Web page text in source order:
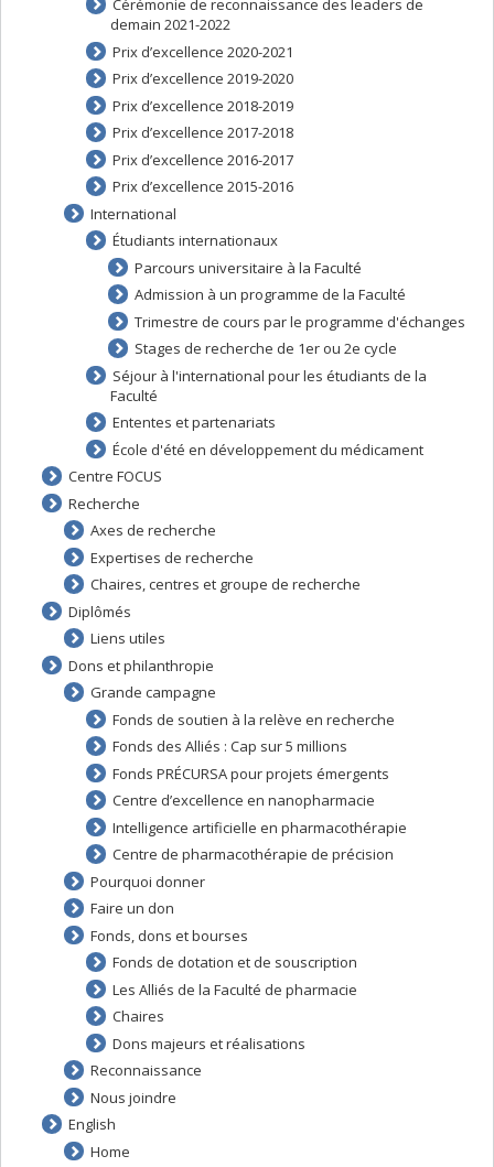
Cérémonie de reconnaissance des leaders de
demain 2021-2022
Prix d’excellence 2020-2021
Prix d’excellence 2019-2020
Prix d’excellence 2018-2019
Prix d’excellence 2017-2018
Prix d’excellence 2016-2017
Prix d’excellence 2015-2016
International
Étudiants internationaux
Parcours universitaire à la Faculté
Admission à un programme de la Faculté
Trimestre de cours par le programme d'échanges
Stages de recherche de 1er ou 2e cycle
Séjour à l'international pour les étudiants de la
Faculté
Ententes et partenariats
École d'été en développement du médicament
Centre FOCUS
Recherche
Axes de recherche
Expertises de recherche
Chaires, centres et groupe de recherche
Diplômés
Liens utiles
Dons et philanthropie
Grande campagne
Fonds de soutien à la relève en recherche
Fonds des Alliés : Cap sur 5 millions
Fonds PRÉCURSA pour projets émergents
Centre d’excellence en nanopharmacie
Intelligence artificielle en pharmacothérapie
Centre de pharmacothérapie de précision
Pourquoi donner
Faire un don
Fonds, dons et bourses
Fonds de dotation et de souscription
Les Alliés de la Faculté de pharmacie
Chaires
Dons majeurs et réalisations
Reconnaissance
Nous joindre
English
Home